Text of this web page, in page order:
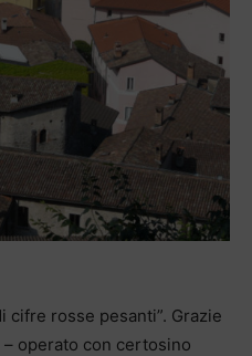
cifre rosse pesanti”. Grazie
operato con certosino